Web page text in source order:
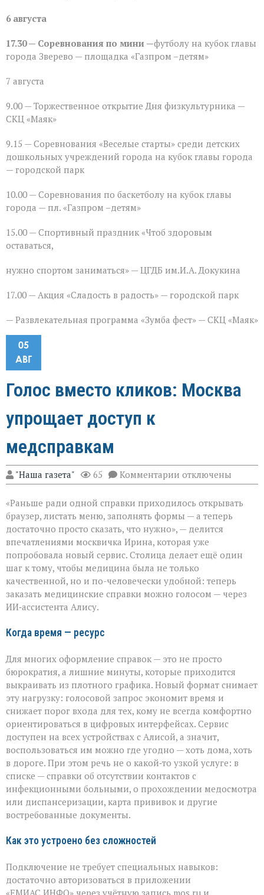
Зверево
6 августа
17.30 — Соревнования по мини —футболу на кубок главы
города Зверево — площадка «Газпром –детям»
7 августа
9.00 — Торжественное открытие Дня физкультурника —
СКЦ «Маяк»
9.15 — Соревнования «Веселые старты» среди детских
дошкольных учреждений города на кубок главы города
— городской парк
10.00 — Соревнования по баскетболу на кубок главы
города — пл. «Газпром –детям»
15.00 — Спортивный праздник «Чтоб здоровым
оставаться,
нужно спортом заниматься» — ЦГДБ им.И.А. Докукина
17.00 — Акция «Сладость в радость» — городской парк
— Развлекательная программа «Зумба фест» — СКЦ «Маяк»
05
АВГ
Голос вместо кликов: Москва
упрощает доступ к
медсправкам
"Наша газета" 65 Комментарии к
записи
вместо
кликов:
упрощает
доступ
к
медсправкам
отключены
«Раньше ради одной справки приходилось открывать
браузер, листать меню, заполнять формы — а теперь
достаточно просто сказать, что нужно», — делится
впечатлениями москвичка Ирина, которая уже
попробовала новый сервис. Столица делает ещё один
шаг к тому, чтобы медицина была не только
качественной, но и по-человечески удобной: теперь
заказать медицинские справки можно голосом — через
ИИ‑ассистента Алису.
Когда время — ресурс
Для многих оформление справок — это не просто
бюрократия, а лишние минуты, которые приходится
выкраивать из плотного графика. Новый формат снимает
эту нагрузку: голосовой запрос экономит время и
снижает порог входа для тех, кому не всегда комфортно
ориентироваться в цифровых интерфейсах. Сервис
доступен на всех устройствах с Алисой, а значит,
воспользоваться им можно где угодно — хоть дома, хоть
в дороге. При этом речь не о какой‑то узкой услуге: в
списке — справки об отсутствии контактов с
инфекционными больными, о прохождении медосмотра
или диспансеризации, карта прививок и другие
востребованные документы.
Как это устроено без сложностей
Подключение не требует специальных навыков:
достаточно авторизоваться в приложении
«ЕМИАС.ИНФО» через учётную запись mos.ru и